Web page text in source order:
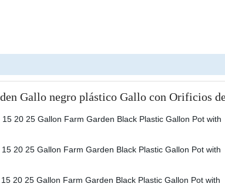
Gallo negro plástico Gallo con Orificios